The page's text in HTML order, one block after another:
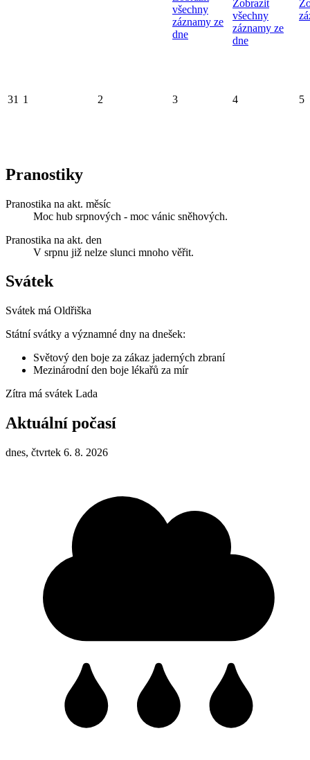
všechny
záznamy ze
dne
Zobrazit
všechny
záznamy ze
dne
31 1 2 3 4 5
Pranostiky
Pranostika na akt. měsíc
Moc hub srpnových - moc vánic sněhových.
Pranostika na akt. den
V srpnu již nelze slunci mnoho věřit.
Svátek
Svátek má Oldřiška
Státní svátky a významné dny na dnešek:
Světový den boje za zákaz jaderných zbraní
Mezinárodní den boje lékařů za mír
Zítra má svátek Lada
Aktuální počasí
dnes, čtvrtek 6. 8. 2026